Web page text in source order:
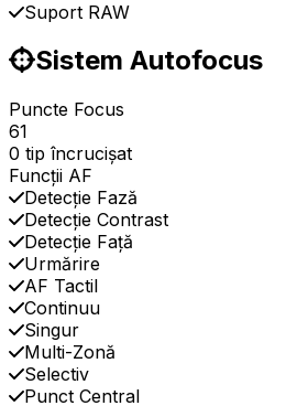
Suport RAW
Sistem Autofocus
Puncte Focus
61
0 tip încrucișat
Funcții AF
Detecție Fază
Detecție Contrast
Detecție Față
Urmărire
AF Tactil
Continuu
Singur
Multi-Zonă
Selectiv
Punct Central